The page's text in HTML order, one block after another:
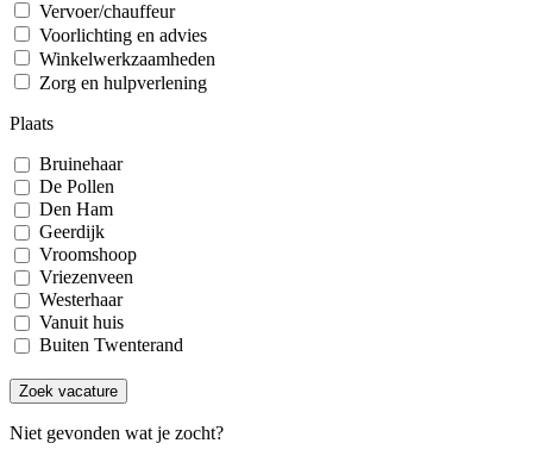
Vervoer/chauffeur
Voorlichting en advies
Winkelwerkzaamheden
Zorg en hulpverlening
Plaats
Bruinehaar
De Pollen
Den Ham
Geerdijk
Vroomshoop
Vriezenveen
Westerhaar
Vanuit huis
Buiten Twenterand
Zoek vacature
Niet gevonden wat je zocht?